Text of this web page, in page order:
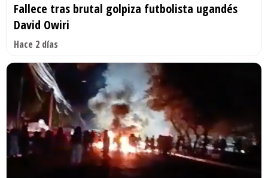
Fallece tras brutal golpiza futbolista ugandés
David Owiri
Hace 2 días